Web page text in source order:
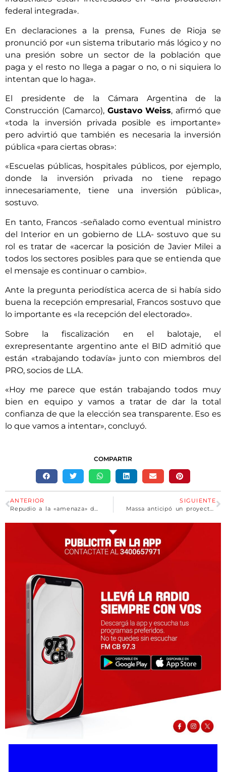
federal integrada».
En declaraciones a la prensa, Funes de Rioja se
pronunció por «un sistema tributario más lógico y no
una presión sobre un sector de la población que
paga y el resto no llega a pagar o no, o ni siquiera lo
intentan que lo haga».
El presidente de la Cámara Argentina de la
Construcción (Camarco), Gustavo Weiss, afirmó que
«toda la inversión privada posible es importante»
pero advirtió que también es necesaria la inversión
pública «para ciertas obras»:
«Escuelas públicas, hospitales públicos, por ejemplo,
donde la inversión privada no tiene repago
innecesariamente, tiene una inversión pública»,
sostuvo.
En tanto, Francos -señalado como eventual ministro
del Interior en un gobierno de LLA- sostuvo que su
rol es tratar de «acercar la posición de Javier Milei a
todos los sectores posibles para que se entienda que
el mensaje es continuar o cambio».
Ante la pregunta periodística acerca de si había sido
buena la recepción empresarial, Francos sostuvo que
lo importante es «la recepción del electorado».
Sobre la fiscalización en el balotaje, el
exrepresentante argentino ante el BID admitió que
están «trabajando todavía» junto con miembros del
PRO, socios de LLA.
«Hoy me parece que están trabajando todos muy
bien en equipo y vamos a tratar de dar la total
confianza de que la elección sea transparente. Eso es
lo que vamos a intentar», concluyó.
COMPARTIR
ANTERIOR
Repudio a la «amenaza» de una diputada de Milei a una cronista de la TV Pública
SIGUIENTE
Massa anticipó un proyecto para otorgar garantías a personas con dificultades para alquilar vivienda